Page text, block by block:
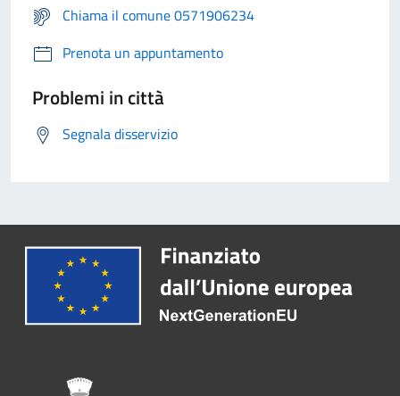
Chiama il comune 0571906234
Prenota un appuntamento
Problemi in città
Segnala disservizio